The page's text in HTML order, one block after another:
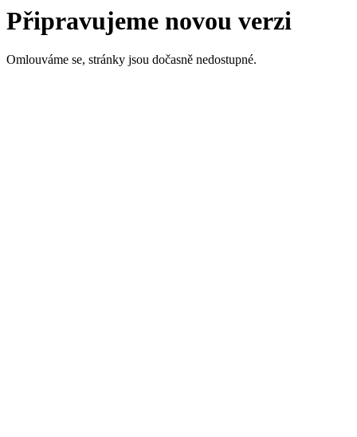
Připravujeme novou verzi
Omlouváme se, stránky jsou dočasně nedostupné.